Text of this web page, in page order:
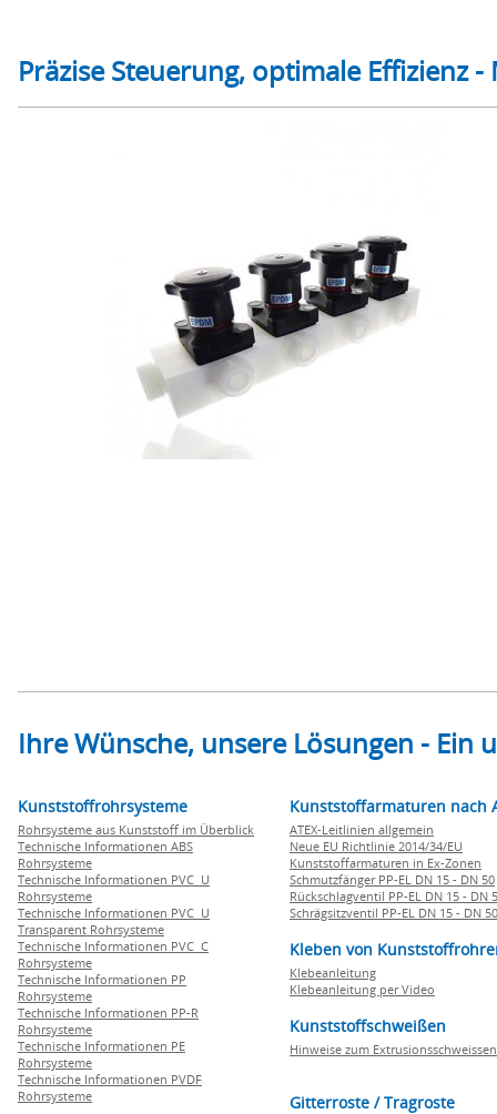
Präzise Steuerung, optimale Effizienz
Ihre Wünsche, unsere Lösungen -
Kunststoffrohrsysteme
Rohrsysteme aus Kunststoff im Überblick
Technische Informationen ABS
Rohrsysteme
Technische Informationen PVC U
Rohrsysteme
Technische Informationen PVC U
Transparent Rohrsysteme
Technische Informationen PVC C
Rohrsysteme
Technische Informationen PP
Rohrsysteme
Technische Informationen PP-R
Rohrsysteme
Technische Informationen PE
Rohrsysteme
Technische Informationen PVDF
Rohrsysteme
Kunststoffarmaturen nach
ATEX-Leitlinien allgemein
Neue EU Richtlinie 2014/34/EU
Kunststoffarmaturen in Ex-Zonen
Schmutzfänger PP-EL DN 15 - DN 50
Rückschlagventil PP-EL DN 15 - DN
Schrägsitzventil PP-EL DN 15 - DN 50
Kleben von
Klebeanleitung
Klebeanleitung per Video
Kunststoffschweißen
Hinweise zum Extrusionsschweissen
Gitterroste / Tragroste